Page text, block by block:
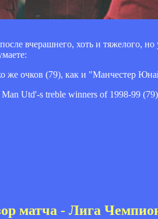
вчерашнего, хоть и тяжелого,
очков (79), как и "Манчестер
Utd'-s treble winners of 1998-99
матча - Лига